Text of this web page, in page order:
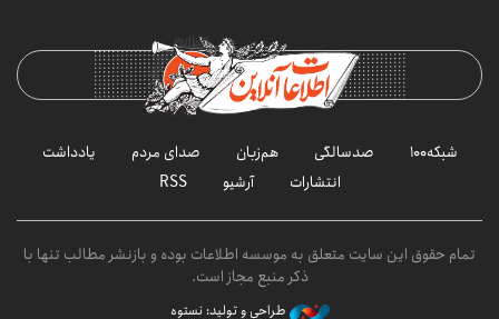
شبکه۱۰۰ صدسالگی هم‌زبان صدای مردم
یادداشت
انتشارات
آرشیو RSS
تمام حقوق این سایت متعلق به موسسه اطلاعات بوده و بازنشر مطالب تنها با
ذکر منبع مجاز است.
طراحی و تولید: نستوه